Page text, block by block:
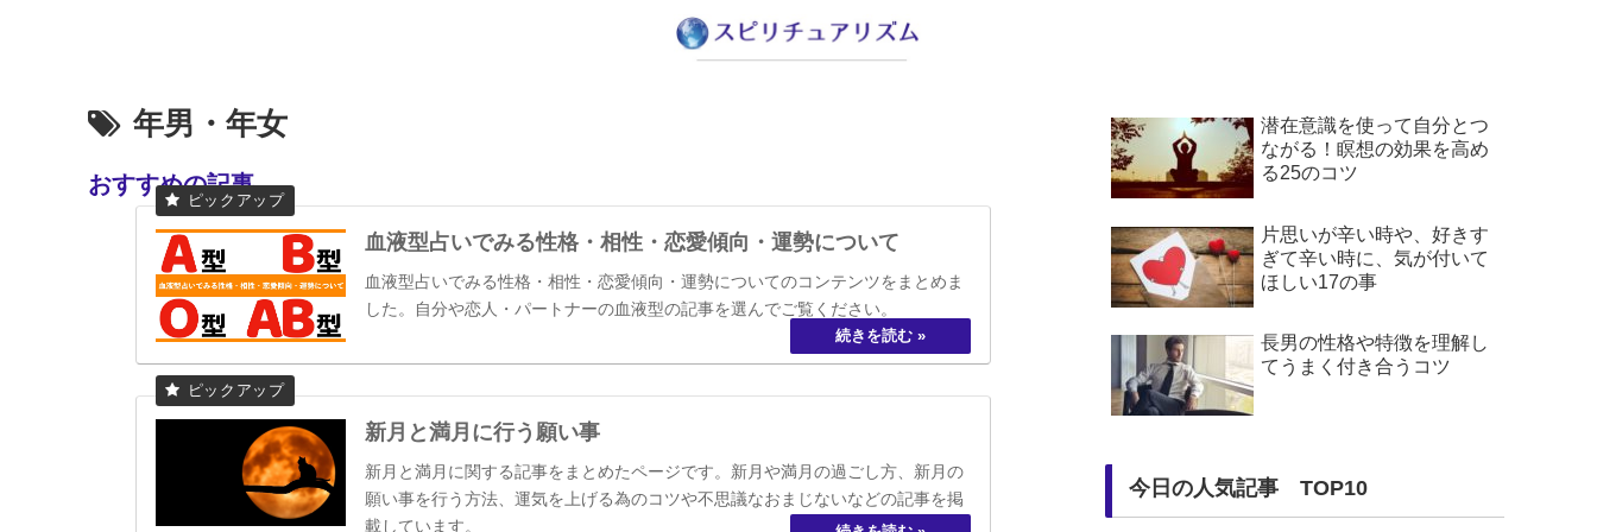
年男・年女
おすすめの記事
血液型占いでみる性格・相性・恋愛傾向・運勢について
血液型占いでみる性格・相性・恋愛傾向・運勢についてのコンテンツをまとめま
した。自分や恋人・パートナーの血液型の記事を選んでご覧ください。
新月と満月に行う願い事
新月と満月に関する記事をまとめたページです。新月や満月の過ごし方、新月の
願い事を行う方法、運気を上げる為のコツや不思議なおまじないなどの記事を掲
載しています。
潜在意識を使って自分とつ
ながる！瞑想の効果を高め
る25のコツ
片思いが辛い時や、好きす
ぎて辛い時に、気が付いて
ほしい17の事
長男の性格や特徴を理解し
てうまく付き合うコツ
今日の人気記事 TOP10